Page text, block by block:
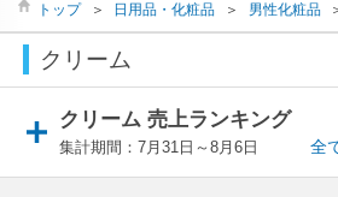
トップ ＞ 日用品・化粧品 ＞ 男性化粧品
クリーム
クリーム 売上ランキング
集計期間：7月31日～8月6日 全